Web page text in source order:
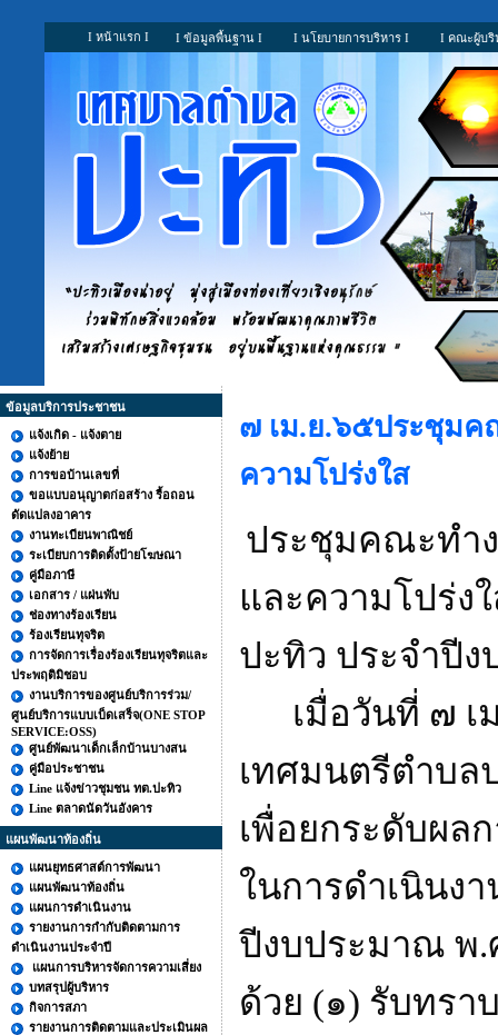
I หน้าแรก I I ข้อมูลพื้นฐาน I I นโยบายการบริหาร I I คณะผู้บริ
ข้อมูลบริการประชาชน
แจ้งเกิด - แจ้งตาย
แจ้งย้าย
การขอบ้านเลขที่
ขอแบบอนุญาตก่อสร้าง รื้อถอน
ดัดแปลงอาคาร
งานทะเบียนพาณิชย์
ระเบียบการติดตั้งป้ายโฆษณา
คู่มือภาษี
เอกสาร / แผ่นพับ
ช่องทางร้องเรียน
ร้องเรียนทุจริต
การจัดการเรื่องร้องเรียนทุจริตและ
ประพฤติมิชอบ
งานบริการของศูนย์บริการร่วม/
ศูนย์บริการแบบเบ็ดเสร็จ(ONE STOP
SERVICE:OSS)
ศูนย์พัฒนาเด็กเล็กบ้านบางสน
คู่มือประชาชน
Line แจ้งข่าวชุมชน ทต.ปะทิว
Line ตลาดนัดวันอังคาร
แผนพัฒนาท้องถิ่น
แผนยุทธศาสต์การพัฒนา
แผนพัฒนาท้องถิ่น
แผนการดำเนินงาน
รายงานการกำกับติดตามการ
ดำเนินงานประจำปี
แผนการบริหารจัดการความเสี่ยง
บทสรุปผู้บริหาร
กิจการสภา
รายงานการติดตามและประเมินผล
๗ เม.ย.๖๕ประชุมค
ความโปร่งใส
ประชุมคณะทำ
และความโปร่ง
ปะทิว ประจำปี
เมื่อวันที่ ๗ เม
เทศมนตรีตำบล
เพื่อยกระดับผล
ในการดำเนินง
ปีงบประมาณ พ.
ด้วย (๑) รับทรา